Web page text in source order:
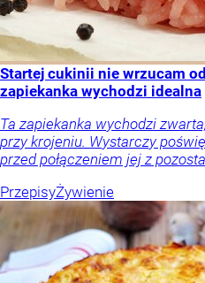
Startej cukinii nie wrzucam
zapiekanka wychodzi idealna
Ta zapiekanka wychodzi
przy krojeniu. Wystarczy
przed połączeniem jej z
PrzepisyŻywienie